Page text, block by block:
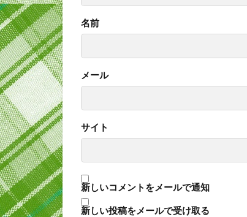
名前
メール
サイト
新しいコメントをメールで通知
新しい投稿をメールで受け取る